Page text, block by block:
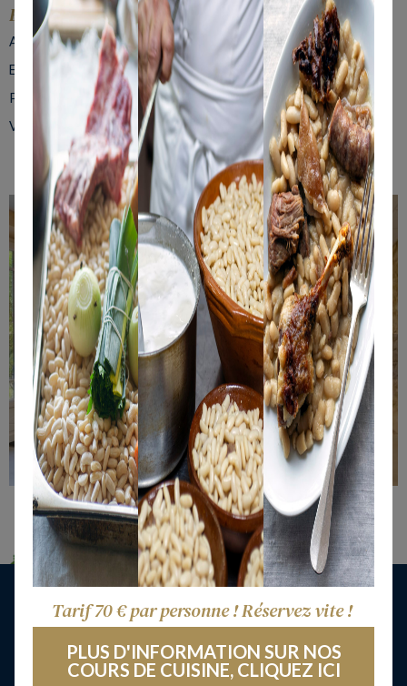
Equipements & Services
Accès WiFi
Ecran
Paperboard
Vidéoprojecteur
Salle de Séminaire
Accueil
Restaurant
Hôtel
Cours de cuisine
Tarif 70 € par personne ! Réservez vite !
PLUS D'INFORMATION SUR NOS
COURS DE CUISINE, CLIQUEZ ICI